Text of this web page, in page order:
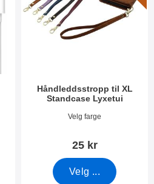
Håndleddsstropp til XL
Standcase Lyxetui
Varenummer 50276
Velg farge
25 kr
Velg ...